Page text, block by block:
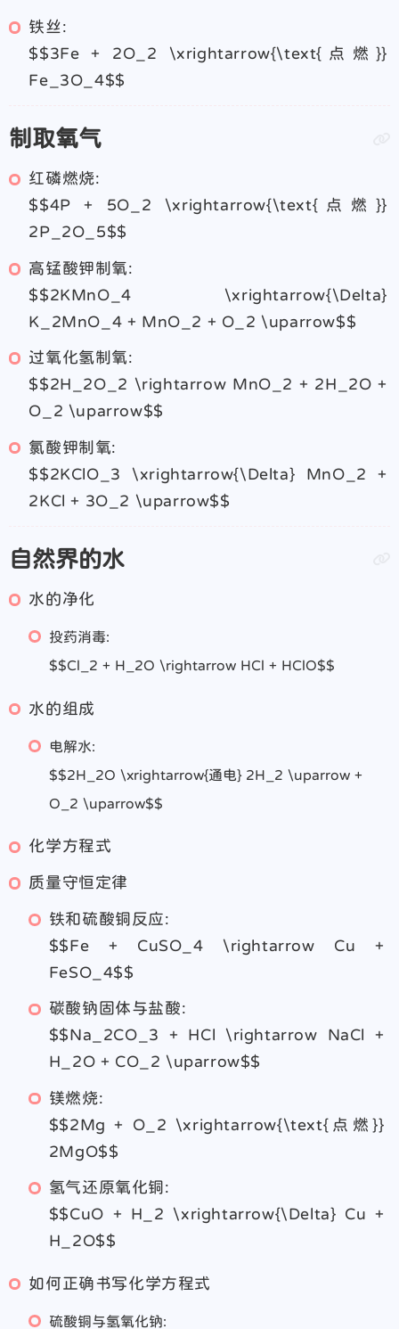
铁丝:
$$3Fe + 2O_2 \xrightarrow{\text{点燃}}
Fe_3O_4$$
制取氧气
红磷燃烧:
$$4P + 5O_2 \xrightarrow{\text{点燃}}
2P_2O_5$$
高锰酸钾制氧:
$$2KMnO_4 \xrightarrow{\Delta}
K_2MnO_4 + MnO_2 + O_2 \uparrow$$
过氧化氢制氧:
$$2H_2O_2 \rightarrow MnO_2 + 2H_2O +
O_2 \uparrow$$
氯酸钾制氧:
$$2KClO_3 \xrightarrow{\Delta} MnO_2 +
2KCl + 3O_2 \uparrow$$
自然界的水
水的净化
投药消毒:
$$Cl_2 + H_2O \rightarrow HCl + HClO$$
水的组成
电解水:
$$2H_2O \xrightarrow{通电} 2H_2 \uparrow +
O_2 \uparrow$$
化学方程式
质量守恒定律
铁和硫酸铜反应:
$$Fe + CuSO_4 \rightarrow Cu +
FeSO_4$$
碳酸钠固体与盐酸:
$$Na_2CO_3 + HCl \rightarrow NaCl +
H_2O + CO_2 \uparrow$$
镁燃烧:
$$2Mg + O_2 \xrightarrow{\text{点燃}}
2MgO$$
氢气还原氧化铜:
$$CuO + H_2 \xrightarrow{\Delta} Cu +
H_2O$$
如何正确书写化学方程式
硫酸铜与氢氧化钠: